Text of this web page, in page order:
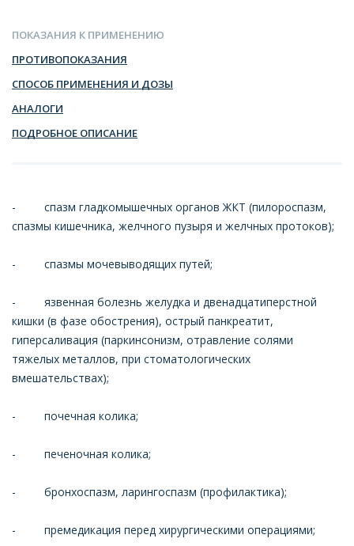
ПОКАЗАНИЯ К ПРИМЕНЕНИЮ
ПРОТИВОПОКАЗАНИЯ
СПОСОБ ПРИМЕНЕНИЯ И ДОЗЫ
АНАЛОГИ
ПОДРОБНОЕ ОПИСАНИЕ
- спазм гладкомышечных органов ЖКТ (пилороспазм,
спазмы кишечника, желчного пузыря и желчных протоков);
- спазмы мочевыводящих путей;
- язвенная болезнь желудка и двенадцатиперстной
кишки (в фазе обострения), острый панкреатит,
гиперсаливация (паркинсонизм, отравление солями
тяжелых металлов, при стоматологических
вмешательствах);
- почечная колика;
- печеночная колика;
- бронхоспазм, ларингоспазм (профилактика);
- премедикация перед хирургическими операциями;